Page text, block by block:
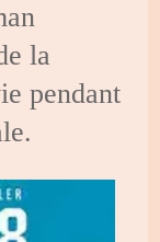
la
pendant